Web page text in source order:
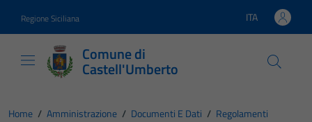
Regione Siciliana Lingua attiva:
ITA
Comune di
Castell'Umberto
Home / Amministrazione / Documenti E Dati / Regolamenti